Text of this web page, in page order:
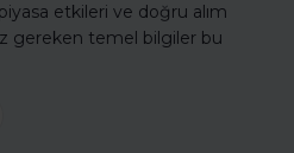
etkileri ve doğru alım
gereken temel bilgiler bu